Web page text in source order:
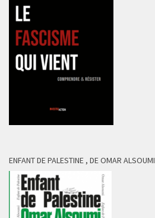
ENFANT DE PALESTINE , DE OMAR ALSOUMI